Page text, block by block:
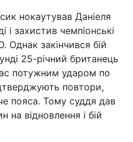
нокаутував Даніеля
захистив чемпіонські
Однак закінчився бій
25-річний британець
потужним ударом по
повтори,
пояса. Тому суддя дав
на відновлення і бій